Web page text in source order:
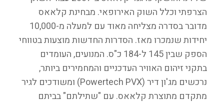
הצרפתי וכלל השוק האירופאי. מבחינת קלאאס
מדובר בסדרה מצליחה מאוד עם למעלה מ-10,000
יחידות שנמכרו מאז. הסדרות החדשות מוצעות בטווחי
הספק שבין 145 ל-184 כ"ס. המנועים, העומדים
בתקני זיהום האוויר העדכניים והמחמירים ביותר,
נרכשים מג'ון דיר (Powertech PVX) ומשודכים לגיר
מתקדם מתוצרת קלאאס. עם "שתילתם" בביתם